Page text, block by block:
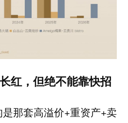
红，但绝不能靠快招
那套高溢价+重资产+卖